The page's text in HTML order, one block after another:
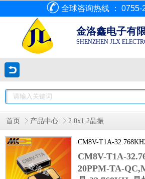
全球咨询热线 ： 0755-
金洛鑫电子有
SHENZHEN JLX
首页 产品中心 2.0x1.2晶振
CM8V-T1A-
QC,Micro瑞士微晶
CM8V-T1A-
20PPM-TA-